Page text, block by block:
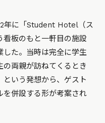
年に「Student Hotel（ス
看板のもと一軒目の施設
した。当時は完全に学生
両親が訪ねてくるとき
という発想から、ゲスト
を併設する形が考案され